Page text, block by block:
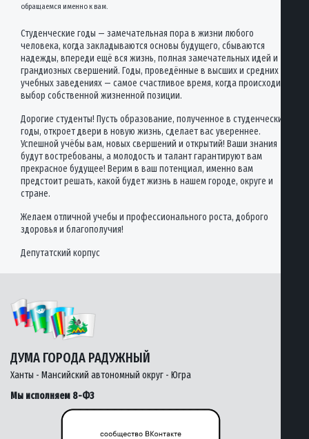
обращаемся именно к вам.
Студенческие годы — замечательная пора в жизни любого
человека, когда закладываются основы будущего, сбываются
надежды, впереди ещё вся жизнь, полная замечательных идей и
грандиозных свершений. Годы, проведённые в высших и средних
учебных заведениях — самое счастливое время, когда происходит
выбор собственной жизненной позиции.
Дорогие студенты! Пусть образование, полученное в студенческие
годы, откроет двери в новую жизнь, сделает вас увереннее.
Успешной учёбы вам, новых свершений и открытий! Ваши знания
будут востребованы, а молодость и талант гарантируют вам
прекрасное будущее! Верим в ваш потенциал, именно вам
предстоит решать, какой будет жизнь в нашем городе, округе и
стране.
Желаем отличной учебы и профессионального роста, доброго
здоровья и благополучия!
Депутатский корпус
ДУМА ГОРОДА РАДУЖНЫЙ
Ханты - Мансийский автономный округ - Югра
Мы исполняем 8-ФЗ